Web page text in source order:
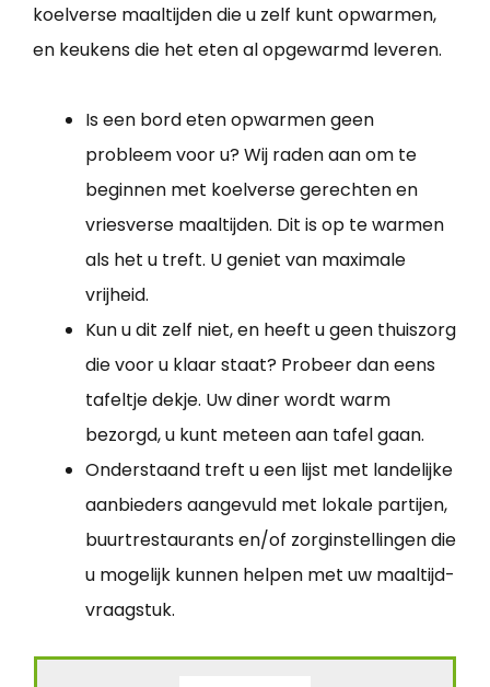
koelverse maaltijden die u zelf kunt opwarmen,
en keukens die het eten al opgewarmd leveren.
Is een bord eten opwarmen geen
probleem voor u? Wij raden aan om te
beginnen met koelverse gerechten en
vriesverse maaltijden. Dit is op te warmen
als het u treft. U geniet van maximale
vrijheid.
Kun u dit zelf niet, en heeft u geen thuiszorg
die voor u klaar staat? Probeer dan eens
tafeltje dekje. Uw diner wordt warm
bezorgd, u kunt meteen aan tafel gaan.
Onderstaand treft u een lijst met landelijke
aanbieders aangevuld met lokale partijen,
buurtrestaurants en/of zorginstellingen die
u mogelijk kunnen helpen met uw maaltijd-
vraagstuk.